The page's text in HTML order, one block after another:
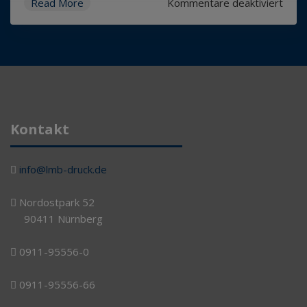
Kontakt
info@lmb-druck.de
Nordostpark 52
90411 Nürnberg
0911-95556-0
0911-95556-66